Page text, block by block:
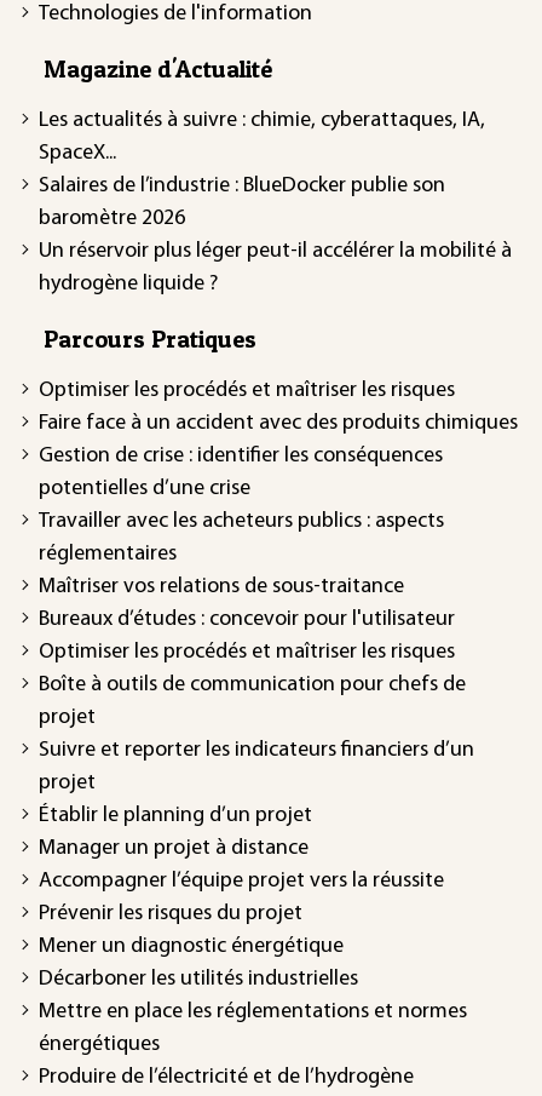
Technologies de l'information
Magazine d'Actualité
Les actualités à suivre : chimie, cyberattaques, IA,
SpaceX...
Salaires de l’industrie : BlueDocker publie son
baromètre 2026
Un réservoir plus léger peut-il accélérer la mobilité à
hydrogène liquide ?
Parcours Pratiques
Optimiser les procédés et maîtriser les risques
Faire face à un accident avec des produits chimiques
Gestion de crise : identifier les conséquences
potentielles d’une crise
Travailler avec les acheteurs publics : aspects
réglementaires
Maîtriser vos relations de sous-traitance
Bureaux d’études : concevoir pour l'utilisateur
Optimiser les procédés et maîtriser les risques
Boîte à outils de communication pour chefs de
projet
Suivre et reporter les indicateurs financiers d’un
projet
Établir le planning d’un projet
Manager un projet à distance
Accompagner l’équipe projet vers la réussite
Prévenir les risques du projet
Mener un diagnostic énergétique
Décarboner les utilités industrielles
Mettre en place les réglementations et normes
énergétiques
Produire de l’électricité et de l’hydrogène